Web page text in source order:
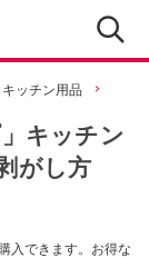
ッチン用品
キッチン
がし方
入できます。お得な